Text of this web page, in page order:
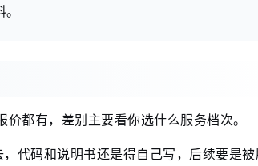
都有，差别主要看你选什么服务档次。
代码和说明书还是得自己写，后续要是